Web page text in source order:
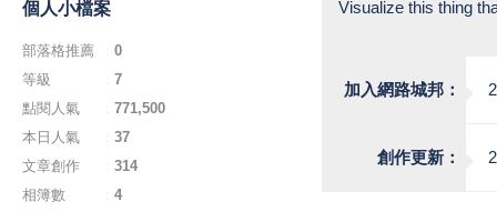
Visualize this thing
加入網路城邦：
創作更新：
個人小檔案
部落格推薦
0
等級
7
點閱人氣
771,500
本日人氣
37
文章創作
314
相簿數
4